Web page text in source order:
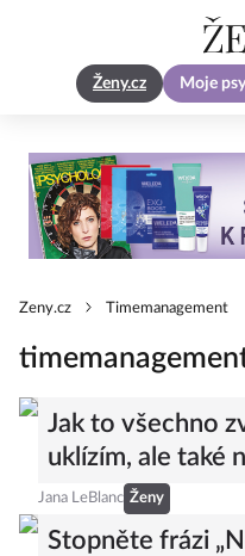
Ženy.cz Moje
Zeny.cz Timemanagement
Jak to všechno
uklízím, ale také
Jana LeBlanc Ženy
Stopněte frázi